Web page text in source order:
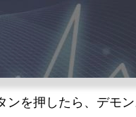
を押したら、デモ